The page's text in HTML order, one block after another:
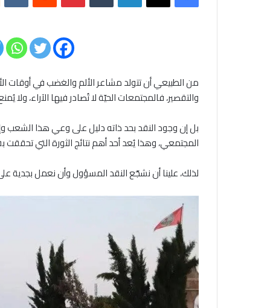
من الطبيعي أن تتولد مشاعر الألم والغضب في أوقات
والتقصير، فالمجتمعات الحيّة لا تُصادر فيها الآراء، ولا
بل إن وجود النقد بحد ذاته دليل على وعي هذا الشعب
المجتمعي، وهذا يُعد أحد أهم نتائج الثورة التي
لذلك، علينا أن نشجّع النقد المسؤول وأن نعمل بجدية